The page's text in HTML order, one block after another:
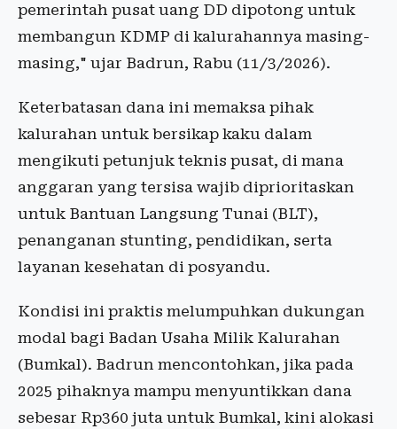
pemerintah pusat uang DD dipotong untuk
membangun KDMP di kalurahannya masing-
masing," ujar Badrun, Rabu (11/3/2026).
Keterbatasan dana ini memaksa pihak
kalurahan untuk bersikap kaku dalam
mengikuti petunjuk teknis pusat, di mana
anggaran yang tersisa wajib diprioritaskan
untuk Bantuan Langsung Tunai (BLT),
penanganan stunting, pendidikan, serta
layanan kesehatan di posyandu.
Kondisi ini praktis melumpuhkan dukungan
modal bagi Badan Usaha Milik Kalurahan
(Bumkal). Badrun mencontohkan, jika pada
2025 pihaknya mampu menyuntikkan dana
sebesar Rp360 juta untuk Bumkal, kini alokasi